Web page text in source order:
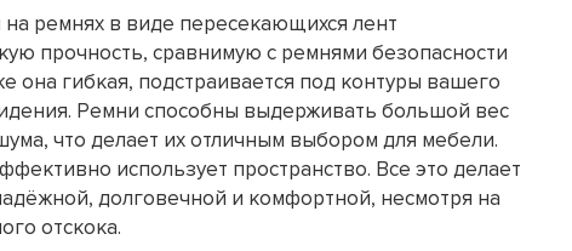
ремнях в виде пересекающихся лент
прочность, сравнимую с ремнями безопасности
она гибкая, подстраивается под контуры вашего
Ремни способны выдерживать большой вес
что делает их отличным выбором для мебели.
использует пространство. Все это делает
долговечной и комфортной, несмотря на
отскока.